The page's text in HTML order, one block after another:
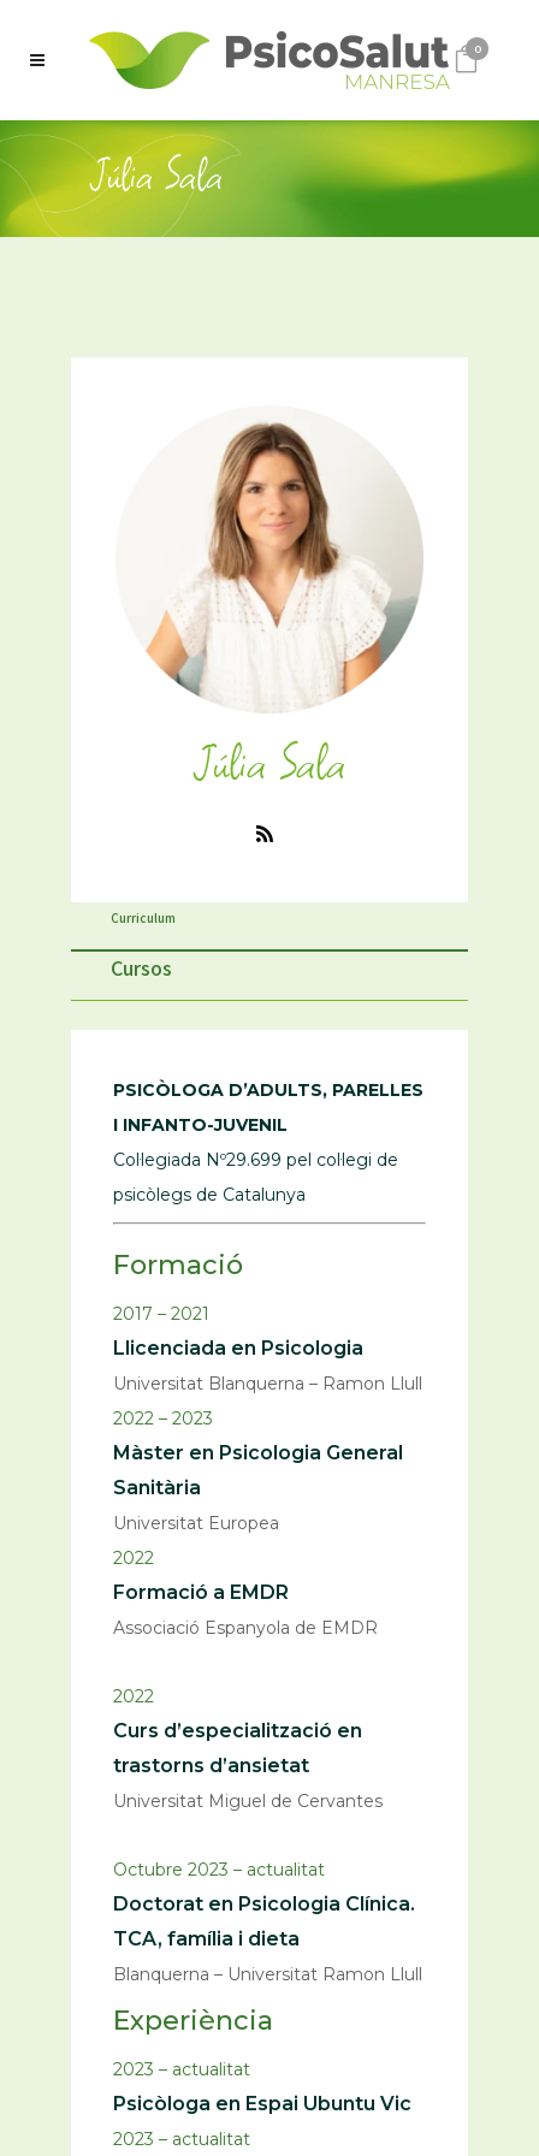
0
Júlia Sala
Júlia Sala
Curriculum
Cursos
PSICÒLOGA D’ADULTS, PARELLES
I INFANTO-JUVENIL
Col·legiada Nº29.699 pel col·legi de
psicòlegs de Catalunya
Formació
2017 – 2021
Llicenciada en Psicologia
Universitat Blanquerna – Ramon Llull
2022 – 2023
Màster en Psicologia General
Sanitària
Universitat Europea
2022
Formació a EMDR
Associació Espanyola de EMDR
2022
Curs d’especialització en
trastorns d’ansietat
Universitat Miguel de Cervantes
Octubre 2023 – actualitat
Doctorat en Psicologia Clínica.
TCA, família i dieta
Blanquerna – Universitat Ramon Llull
Experiència
2023 – actualitat
Psicòloga en Espai Ubuntu Vic
2023 – actualitat